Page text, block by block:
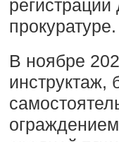
прокуратуре.
В ноябре
инструктаж,